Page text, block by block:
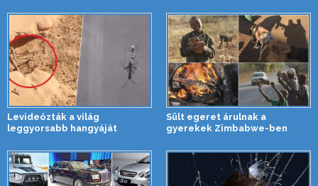
Levideózták a világ
leggyorsabb hangyáját
Sült egeret árulnak a
gyerekek Zimbabwe-ben